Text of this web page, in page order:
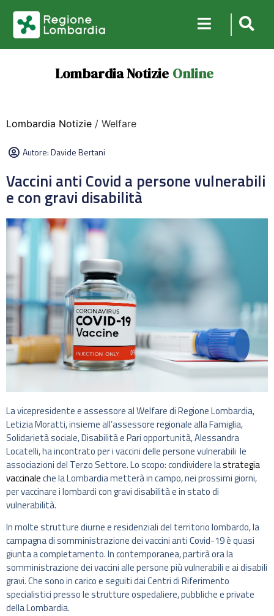
Lombardia Notizie Online
Lombardia Notizie / Welfare
Autore:Davide Bertani
Vaccini anti Covid a persone vulnerabili
e con gravi disabilità
La vicepresidente e assessore al Welfare di Regione Lombardia,
Letizia Moratti, insieme all’assessore regionale alla Famiglia,
Solidarietà sociale, Disabilità e Pari opportunità, Alessandra
Locatelli, ha incontrato per i vaccini delle persone vulnerabili le
associazioni del Terzo Settore. Lo scopo: condividere lastrategia
vaccinaleche la Lombardia metterà in campo, nei prossimi giorni,
per vaccinare i lombardi con gravi disabilità e in stato di
vulnerabilità.
In molte strutture diurne e residenziali del territorio lombardo, la
campagna di somministrazione dei vaccini anti Covid-19 è quasi
giunta a completamento. In contemporanea, partirà ora la
somministrazione dei vaccini alle persone più vulnerabili e ai disabili
gravi. Che sono in carico e seguiti dai Centri di Riferimento
specialistici presso le strutture ospedaliere, pubbliche e private
della Lombardia.